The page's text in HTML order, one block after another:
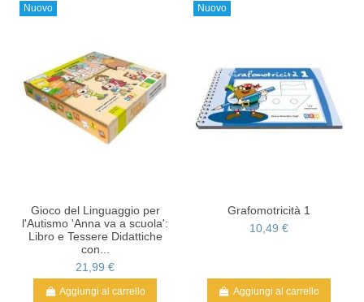
Nuovo
Gioco del Linguaggio per
l'Autismo 'Anna va a scuola':
Libro e Tessere Didattiche
con...
21,99 €
Aggiungi al carrello
Nuovo
Grafomotricità 1
10,49 €
Aggiungi al carrello